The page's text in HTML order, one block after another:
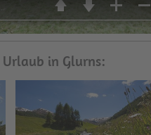
Urlaub in Glurns: